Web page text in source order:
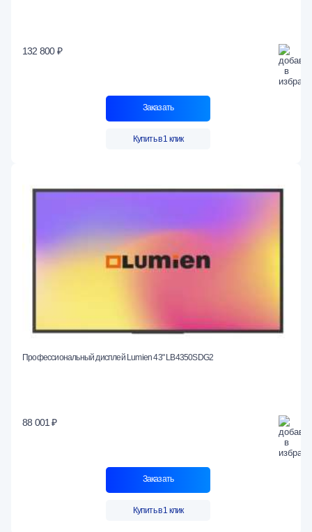
132 800 ₽
Заказать
Купить в 1 клик
Профессиональный дисплей Lumien 43" LB4350SDG2
88 001 ₽
Заказать
Купить в 1 клик